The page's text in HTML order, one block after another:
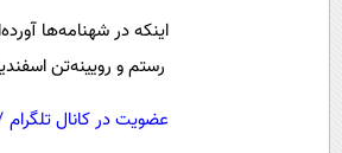
اجتماعی
حیات وحش
سیاست خارجی
اینکه در شهنامه‌ها
رستم و رویینه‌تن
عضویت در کانال تلگرام